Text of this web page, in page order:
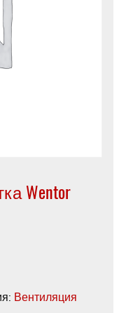
Wentor
Вентиляция